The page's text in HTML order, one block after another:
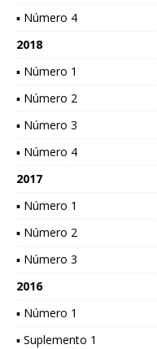
▪ Número 4
2018
▪ Número 1
▪ Número 2
▪ Número 3
▪ Número 4
2017
▪ Número 1
▪ Número 2
▪ Número 3
2016
▪ Número 1
▪ Suplemento 1